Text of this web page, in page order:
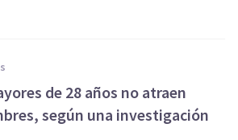
de 28 años no atraen
según una investigación